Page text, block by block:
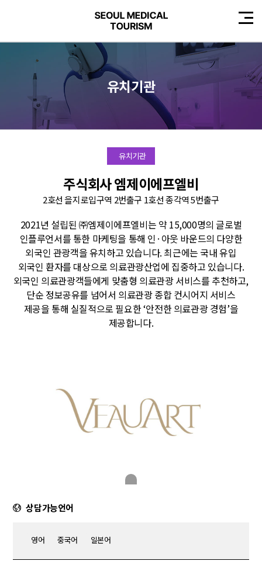
유치기관
유치기관
주식회사 엠제이에프엘비
2호선 을지로입구역 2번출구 1호선 종각역 5번출구
2021년 설립된 ㈜엠제이에프엘비는 약 15,000명의 글로벌
인플루언서를 통한 마케팅을 통해 인·아웃 바운드의 다양한
외국인 관광객을 유치하고 있습니다. 최근에는 국내 유입
외국인 환자를 대상으로 의료관광산업에 집중하고 있습니다.
외국인 의료관광객들에게 맞춤형 의료관광 서비스를 추천하고,
단순 정보공유를 넘어서 의료관광 종합 컨시어지 서비스
제공을 통해 실질적으로 필요한 ‘안전한 의료관광 경험’을
제공합니다.
상담가능언어
영어 중국어 일본어